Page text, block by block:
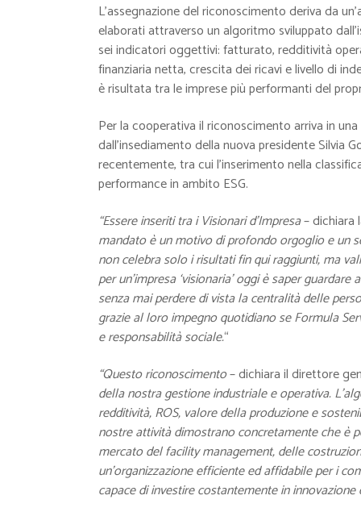
L’assegnazione del riconoscimento deriva da
elaborati attraverso un algoritmo sviluppato
sei indicatori oggettivi: fatturato, redditività
finanziaria netta, crescita dei ricavi e livello di
è risultata tra le imprese più performanti del
Per la cooperativa il riconoscimento arriva in
dall’insediamento della nuova presidente Silvia
recentemente, tra cui l’inserimento nella
performance in ambito ESG.
“Essere inseriti tra i Visionari d’Impresa– dichiara
mandato è un motivo di profondo orgoglio e un
non celebra solo i risultati fin qui raggiunti, ma
per un’impresa ‘visionaria’ oggi è saper
senza mai perdere di vista la centralità delle
grazie al loro impegno quotidiano se Formula
e responsabilità sociale.“
“Questo riconoscimento– dichiara il direttore
della nostra gestione industriale e operativa.
redditività, ROS, valore della produzione e
nostre attività dimostrano concretamente che è
mercato del facility management, delle
un’organizzazione efficiente ed affidabile per i
capace di investire costantemente in innovazione